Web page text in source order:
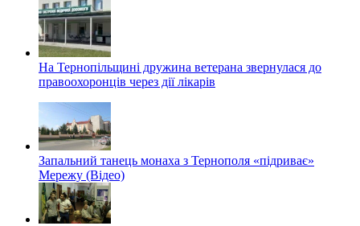
На Тернопільщині дружина ветерана звернулася до
правоохоронців через дії лікарів
Запальний танець монаха з Тернополя «підриває»
Мережу (Відео)